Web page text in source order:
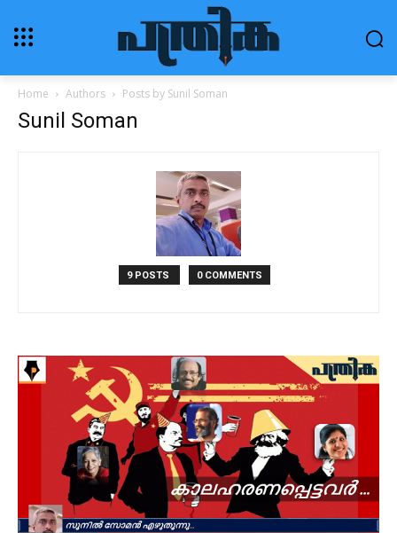
Home Authors Posts by Sunil Soman
Sunil Soman
9 POSTS 0 COMMENTS